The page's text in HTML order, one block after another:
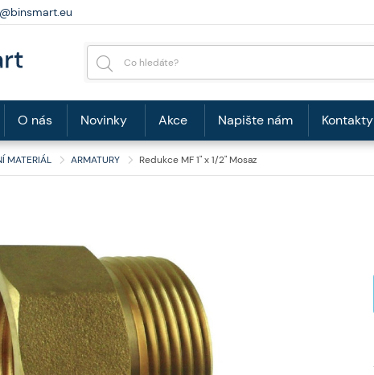
MATERIÁL ARMATURY Redukce MF 1" x 1/2" Mosaz
O nás Novinky Akce Napište nám Kontakty